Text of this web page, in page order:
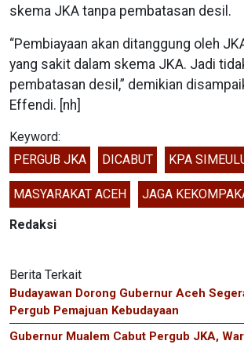
skema JKA tanpa pembatasan desil.
“Pembiayaan akan ditanggung oleh
yang sakit dalam skema JKA. Jadi
pembatasan desil,” demikian
Effendi. [nh]
Keyword:
PERGUB JKA
DICABUT KPA
MASYARAKAT ACEH JAGA
Redaksi
Berita Terkait
Budayawan Dorong Gubernur Aceh
Pergub Pemajuan Kebudayaan
Gubernur Mualem Cabut Pergub JKA,